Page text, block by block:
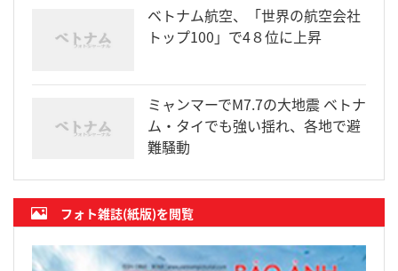
ベトナム航空、「世界の航空会社
トップ100」で4８位に上昇
ミャンマーでM7.7の大地震 ベトナ
ム・タイでも強い揺れ、各地で避
難騒動
フォト雑誌(紙版)を閲覧